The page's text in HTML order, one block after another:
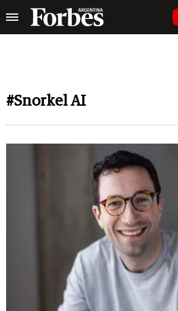
#Snorkel AI